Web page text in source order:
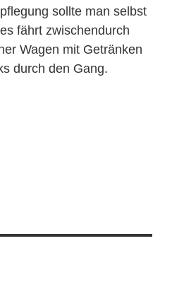
sollte man selbst
fährt zwischendurch
Wagen mit Getränken
durch den Gang.